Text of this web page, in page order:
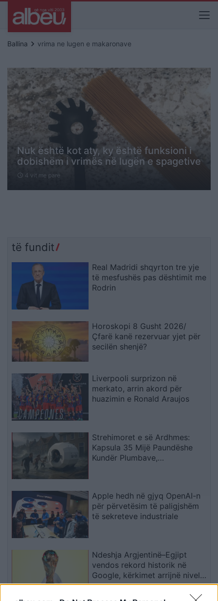
Ballina keyboard_arrow_right vrima ne lugen e makaronave
Nuk është kot aty, ky është funksioni i
dobishëm i vrimës në lugën e spagetive
schedule 4 vit me parë
të fundit
Real Madridi shqyrton tre yje
të mesfushës pas dështimit me
Rodrin
Horoskopi 8 Gusht 2026/
Çfarë kanë rezervuar yjet për
secilën shenjë?
Liverpooli surprizon në
merkato, arrin akord për
huazimin e Ronald Araujos
Strehimoret e së Ardhmes:
Kapsula 35 Mijë Paundëshe
Kundër Plumbave,
Apple hedh në gjyq OpenAI-n
për përvetësim të paligjshëm
të sekreteve industriale
Ndeshja Argjentinë–Egjipt
vendos rekord historik në
Google, kërkimet arrijnë nivele
të papara